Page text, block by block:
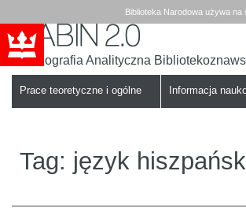
Biblioteka Narodowa używa
Babin
Bibliografia Analityczna
Prace teoretyczne i ogólne Informacja
Tag: język